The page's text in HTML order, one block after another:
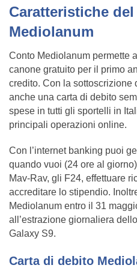
Caratteristiche
Mediolanum
Conto Mediolanum permette
canone gratuito per il primo
credito. Con la
anche una carta di debito
spese in tutti gli sportelli in
principali operazioni online.
Con l’internet banking puoi
quando vuoi (24 ore al
Mav-Rav, gli F24, effettuare
accreditare lo stipendio.
Mediolanum entro il 31
all’estrazione giornaliera
Galaxy S9.
Carta di debito